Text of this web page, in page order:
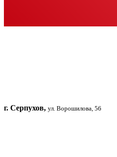
г. Серпухов, ул. Ворошилова, 56